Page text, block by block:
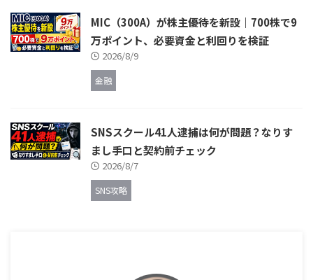
MIC（300A）が株主優待を新設｜700株で9
万ポイント、必要資金と利回りを検証
2026/8/9
金融
SNSスクール41人逮捕は何が問題？なりす
まし手口と契約前チェック
2026/8/7
SNS攻略